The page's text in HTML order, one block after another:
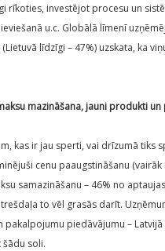
rīkoties, investējot procesu un
u.c. Globālā līmenī
līdzīgi – 47%) uzskata, ka
mazināšana, jauni produkti
kas ir jau sperti, vai drīzumā tiks
cenu paaugstināšanu
samazināšanu – 46% no
to vēl grasās darīt.
piedāvājumu –
soli.